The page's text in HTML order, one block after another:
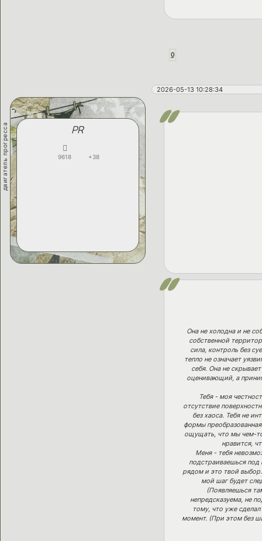
0
2026-05-13 10:28:34
двигатель прогресса PR
9618 +38
Она не холодна и не
собственной
сила, контроль без
тепло не означает
себя. Она не
оценивающий, а
Тебя - моя
отсутствие
без хаоса. Тебя не
формы
ощущать, что мы чем-
нравится,
Меня - тебя
подстраиваешься под
рядом и это твой
мой шаг будет
(Появляешься
непредсказуема, не
тому, что уже
момент. (При этом без